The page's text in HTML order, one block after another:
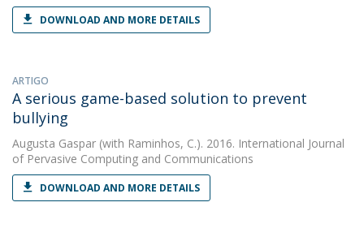
DOWNLOAD AND MORE DETAILS
ARTIGO
A serious game-based solution to prevent
bullying
Augusta Gaspar (with Raminhos, C.). 2016. International Journal
of Pervasive Computing and Communications
DOWNLOAD AND MORE DETAILS